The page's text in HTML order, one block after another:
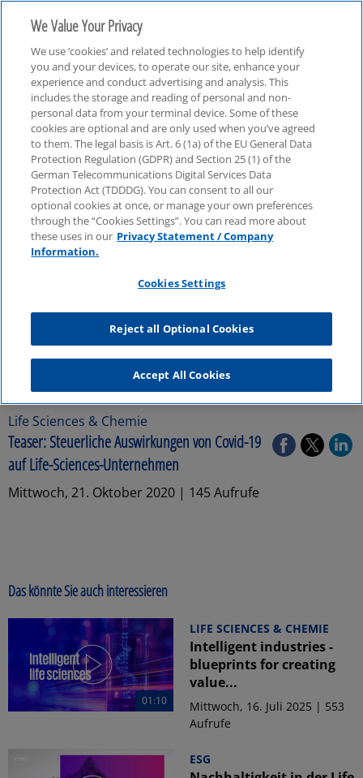
Life Sciences & Chemie
Life Sciences & Chemie
Teaser: Steuerliche Auswirkungen von Covid-19
auf Life-Sciences-Unternehmen
Mittwoch, 21. Oktober 2020 | 145 Aufrufe
Das könnte Sie auch interessieren
01:10
LIFE SCIENCES & CHEMIE
Intelligent industries -
blueprints for creating
value...
Mittwoch, 16. Juli 2025 | 553
Aufrufe
ESG
We Value Your Privacy
We use ‘cookies’ and related technologies to help identify
you and your devices, to operate our site, enhance your
experience and conduct advertising and analysis. This
includes the storage and reading of personal and non-
personal data from your terminal device. Some of these
cookies are optional and are only used when you’ve agreed
to them. The legal basis is Art. 6 (1a) of the EU General Data
Protection Regulation (GDPR) and Section 25 (1) of the
German Telecommunications Digital Services Data
Protection Act (TDDDG). You can consent to all our
optional cookies at once, or manage your own preferences
through the “Cookies Settings”. You can read more about
these uses in our Privacy Statement / Company
Information.
Cookies Settings
Reject all Optional Cookies
Accept All Cookies